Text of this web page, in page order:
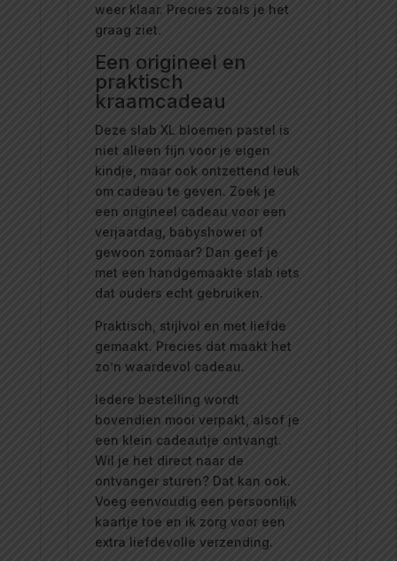
weer klaar. Precies zoals je het
graag ziet.
Een origineel en
praktisch
kraamcadeau
Deze slab XL bloemen pastel is
niet alleen fijn voor je eigen
kindje, maar ook ontzettend leuk
om cadeau te geven. Zoek je
een origineel cadeau voor een
verjaardag, babyshower of
gewoon zomaar? Dan geef je
met een handgemaakte slab iets
dat ouders echt gebruiken.
Praktisch, stijlvol en met liefde
gemaakt. Precies dat maakt het
zo’n waardevol cadeau.
Iedere bestelling wordt
bovendien mooi verpakt, alsof je
een klein cadeautje ontvangt.
Wil je het direct naar de
ontvanger sturen? Dat kan ook.
Voeg eenvoudig een persoonlijk
kaartje toe en ik zorg voor een
extra liefdevolle verzending.